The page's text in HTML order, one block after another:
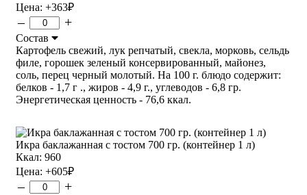
Цена: +363₽
– +
Состав
Картофель свежий, лук репчатый, свекла, морковь, сельдь
филе, горошек зеленый консервированный, майонез,
соль, перец черный молотый. На 100 г. блюдо содержит:
белков - 1,7 г ., жиров - 4,9 г., углеводов - 6,8 гр.
Энергетическая ценность - 76,6 ккал.
Икра баклажанная с тостом 700 гр. (контейнер 1 л)
Ккал: 960
Цена: +605₽
– +